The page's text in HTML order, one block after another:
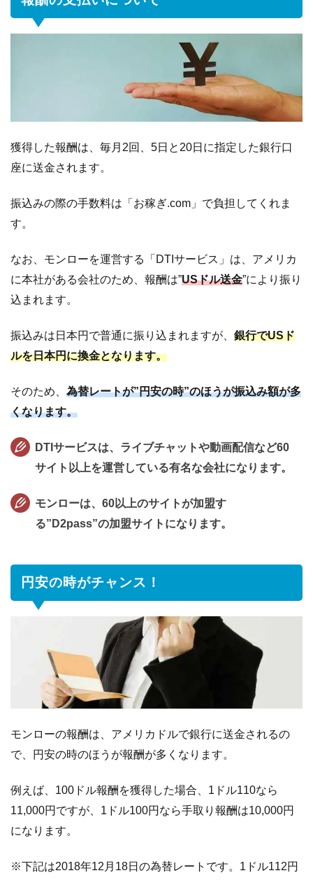
獲得した報酬は、毎月2回、5日と20日に指定した銀行口
座に送金されます。
振込みの際の手数料は「お稼ぎ.com」で負担してくれま
す。
なお、モンローを運営する「DTIサービス」は、アメリカ
に本社がある会社のため、報酬は”USドル送金”により振り
込まれます。
振込みは日本円で普通に振り込まれますが、 銀行でUSド
ルを日本円に換金となります。
そのため、 為替レートが”円安の時”のほうが振込み額が多
くなります。
DTIサービスは、ライブチャットや動画配信など60
サイト以上を運営している有名な会社になります。
モンローは、60以上のサイトが加盟す
る”D2pass”の加盟サイトになります。
円安の時がチャンス！
モンローの報酬は、アメリカドルで銀行に送金されるの
で、円安の時のほうが報酬が多くなります。
例えば、100ドル報酬を獲得した場合、1ドル110なら
11,000円ですが、1ドル100円なら手取り報酬は10,000円
になります。
※下記は2018年12月18日の為替レートです。1ドル112円